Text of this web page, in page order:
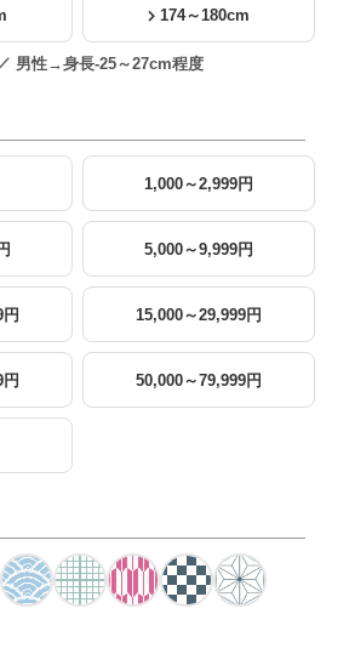
174～180cm
男性→身長-25～27cm程度
1,000～2,999円
5,000～9,999円
15,000～29,999円
50,000～79,999円